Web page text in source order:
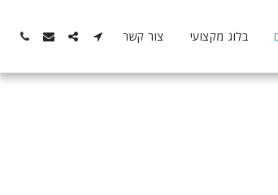
בלוג מקצועי צור קשר